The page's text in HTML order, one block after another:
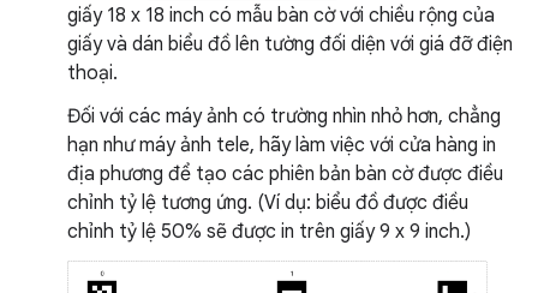
giấy 18 x 18 inch có mẫu bàn cờ với chiều rộng của
giấy và dán biểu đồ lên tường đối diện với giá đỡ điện
thoại.
Đối với các máy ảnh có trường nhìn nhỏ hơn, chẳng
hạn như máy ảnh tele, hãy làm việc với cửa hàng in
địa phương để tạo các phiên bản bàn cờ được điều
chỉnh tỷ lệ tương ứng. (Ví dụ: biểu đồ được điều
chỉnh tỷ lệ 50% sẽ được in trên giấy 9 x 9 inch.)